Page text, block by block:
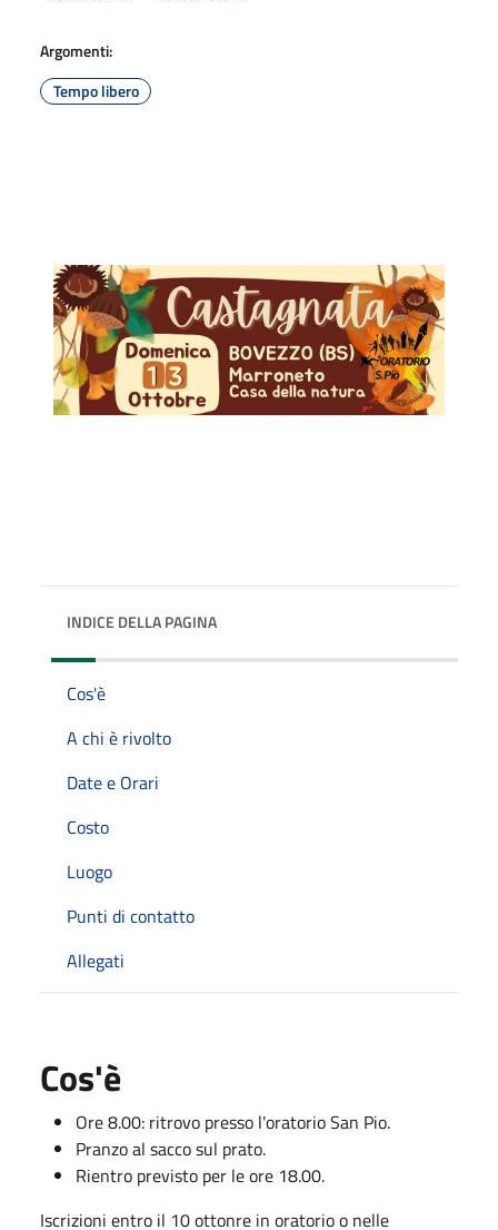
Argomenti:
Tempo libero
INDICE DELLA PAGINA
Cos'è
A chi è rivolto
Date e Orari
Costo
Luogo
Punti di contatto
Allegati
Cos'è
Ore 8.00: ritrovo presso l'oratorio San Pio.
Pranzo al sacco sul prato.
Rientro previsto per le ore 18.00.
Iscrizioni entro il 10 ottonre in oratorio o nelle